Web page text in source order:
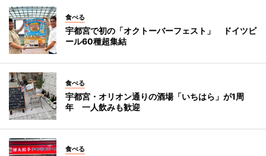
食べる
宇都宮で初の「オクトーバーフェスト」 ドイツビ
ール60種超集結
食べる
宇都宮・オリオン通りの酒場「いちはら」が1周
年 一人飲みも歓迎
食べる